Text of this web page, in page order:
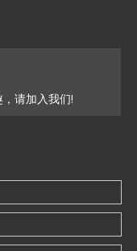
请加入我们!